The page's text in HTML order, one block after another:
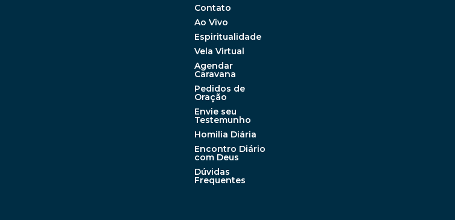
Contato
Ao Vivo
Espiritualidade
Vela Virtual
Agendar
Caravana
Pedidos de
Oração
Envie seu
Testemunho
Homilia Diária
Encontro Diário
com Deus
Dúvidas
Frequentes